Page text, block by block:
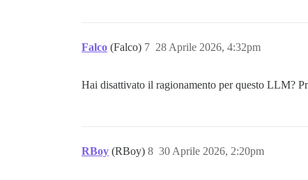
Falco (Falco) 28 Aprile 2026, 4:32pm
7
Hai disattivato il ragionamento per questo LLM?
RBoy (RBoy) 30 Aprile 2026, 2:20pm
8